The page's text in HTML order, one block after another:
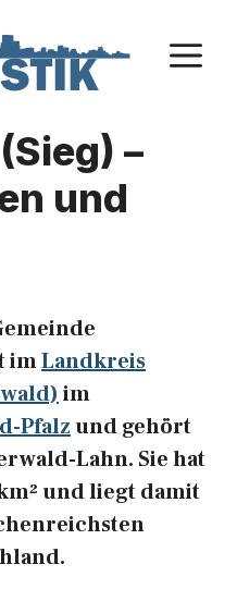
–
und
imLandkreis
im
Pfalzund gehört
Lahn. Sie hat
und liegt damit